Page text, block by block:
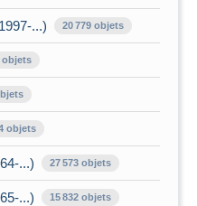
...) 20 779 objets
objets
objets
...) 27 573 objets
...) 15 832 objets